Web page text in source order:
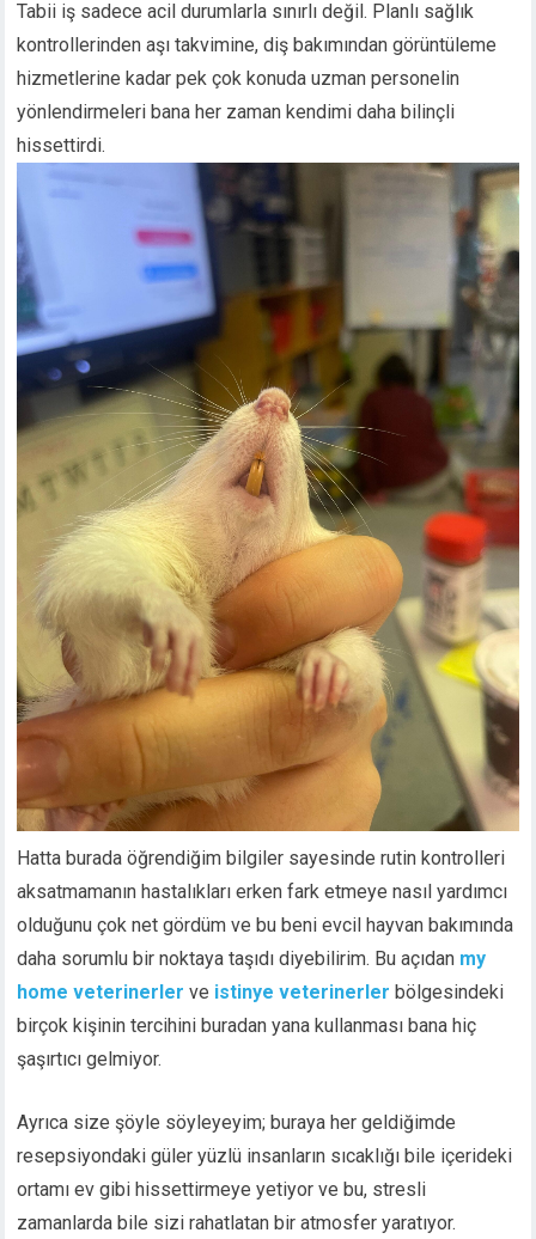
Tabii iş sadece acil durumlarla sınırlı değil. Planlı sağlık
kontrollerinden aşı takvimine, diş bakımından görüntüleme
hizmetlerine kadar pek çok konuda uzman personelin
yönlendirmeleri bana her zaman kendimi daha bilinçli
hissettirdi.
Hatta burada öğrendiğim bilgiler sayesinde rutin kontrolleri
aksatmamanın hastalıkları erken fark etmeye nasıl yardımcı
olduğunu çok net gördüm ve bu beni evcil hayvan bakımında
daha sorumlu bir noktaya taşıdı diyebilirim. Bu açıdan my
home veterinerler ve istinye veterinerler bölgesindeki
birçok kişinin tercihini buradan yana kullanması bana hiç
şaşırtıcı gelmiyor.
Ayrıca size şöyle söyleyeyim; buraya her geldiğimde
resepsiyondaki güler yüzlü insanların sıcaklığı bile içerideki
ortamı ev gibi hissettirmeye yetiyor ve bu, stresli
zamanlarda bile sizi rahatlatan bir atmosfer yaratıyor.